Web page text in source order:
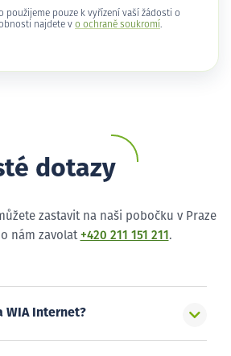
použijeme pouze k vyřízení vaší žádosti o
najdete v o ochraně soukromí .
dotazy
zastavit na naši pobočku v Praze
nám zavolat +420 211 151 211 .
WIA Internet?